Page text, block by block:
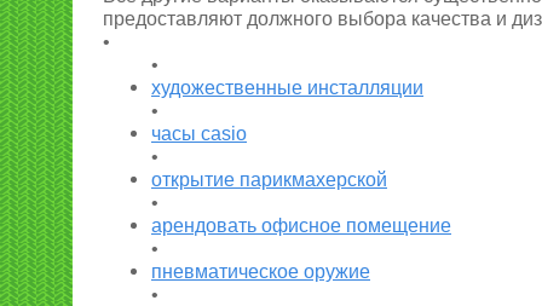
предоставляют должного выбора качества и
•
•
художественные инсталляции
•
часы casio
•
открытие парикмахерской
•
арендовать офисное помещение
•
пневматическое оружие
•